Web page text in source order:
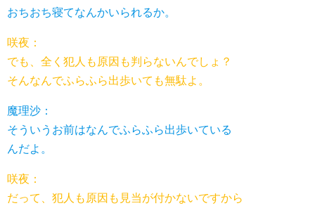
おちおち寝てなんかいられるか。
咲夜：
でも、全く犯人も原因も判らないんでしょ？
そんなんでふらふら出歩いても無駄よ。
魔理沙：
そういうお前はなんでふらふら出歩いている
んだよ。
咲夜：
だって、犯人も原因も見当が付かないですから